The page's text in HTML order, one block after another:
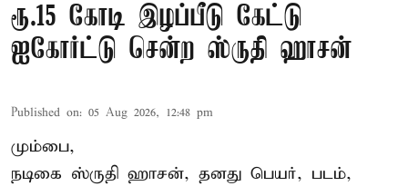
ரூ.15 கோடி இழப்பீடு கேட்டு
ஐகோர்ட்டு சென்ற ஸ்ருதி ஹாசன்
Published on: 05 Aug 2026, 12:48 pm
மும்பை,
நடிகை ஸ்ருதி ஹாசன், தனது பெயர், படம்,